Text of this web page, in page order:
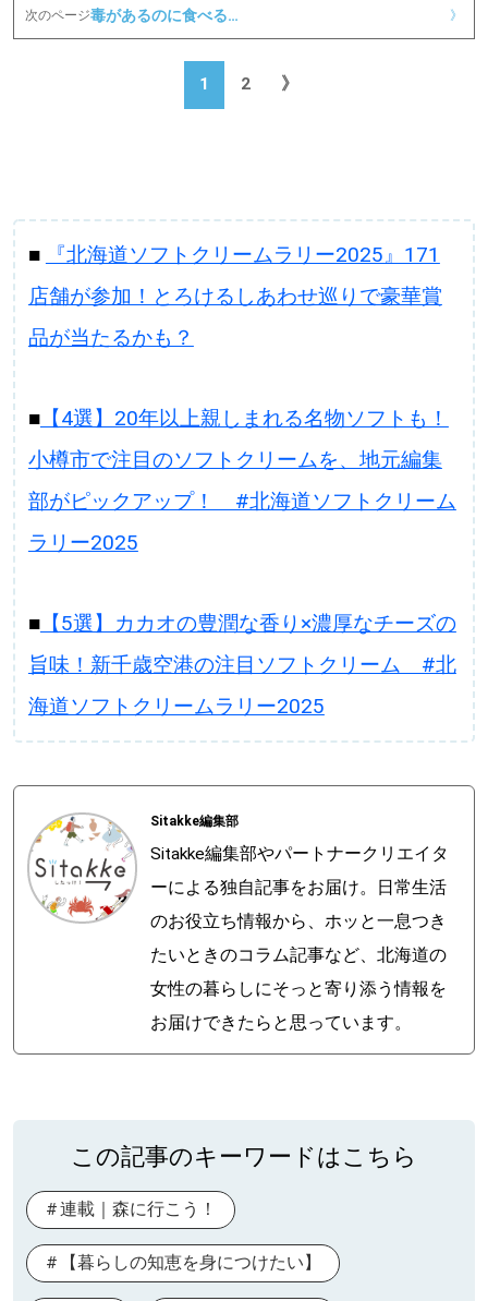
次のページ毒があるのに食べる… 》
1 2 》
■
『北海道ソフトクリームラリー2025』171
店舗が参加！とろけるしあわせ巡りで豪華賞
品が当たるかも？
■【4選】20年以上親しまれる名物ソフトも！
小樽市で注目のソフトクリームを、地元編集
部がピックアップ！ #北海道ソフトクリーム
ラリー2025
■【5選】カカオの豊潤な香り×濃厚なチーズの
旨味！新千歳空港の注目ソフトクリーム #北
海道ソフトクリームラリー2025
Sitakke編集部
Sitakke編集部やパートナークリエイタ
ーによる独自記事をお届け。日常生活
のお役立ち情報から、ホッと一息つき
たいときのコラム記事など、北海道の
女性の暮らしにそっと寄り添う情報を
お届けできたらと思っています。
この記事のキーワードはこちら
連載｜森に行こう！
【暮らしの知恵を身につけたい】